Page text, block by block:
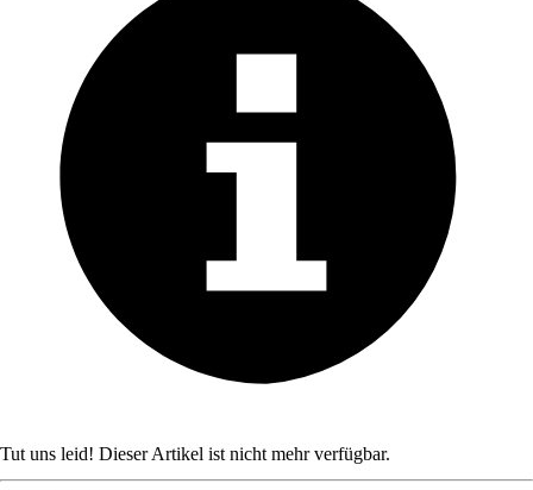
Tut uns leid! Dieser Artikel ist nicht mehr verfügbar.